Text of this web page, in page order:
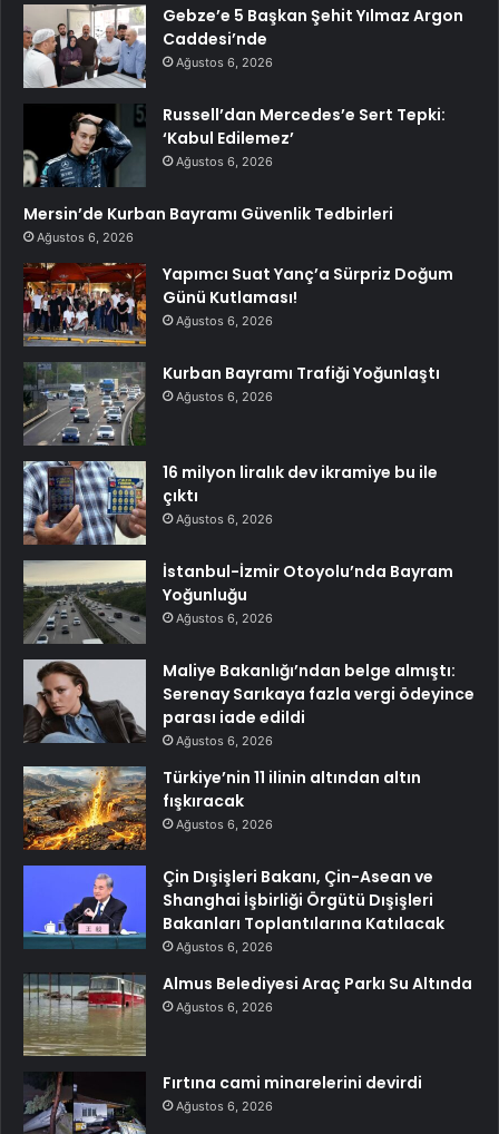
Gebze’e 5 Başkan Şehit Yılmaz Argon
Caddesi’nde
Ağustos 6, 2026
Russell’dan Mercedes’e Sert Tepki:
‘Kabul Edilemez’
Ağustos 6, 2026
Mersin’de Kurban Bayramı Güvenlik Tedbirleri
Ağustos 6, 2026
Yapımcı Suat Yanç’a Sürpriz Doğum
Günü Kutlaması!
Ağustos 6, 2026
Kurban Bayramı Trafiği Yoğunlaştı
Ağustos 6, 2026
16 milyon liralık dev ikramiye bu ile
çıktı
Ağustos 6, 2026
İstanbul-İzmir Otoyolu’nda Bayram
Yoğunluğu
Ağustos 6, 2026
Maliye Bakanlığı’ndan belge almıştı:
Serenay Sarıkaya fazla vergi ödeyince
parası iade edildi
Ağustos 6, 2026
Türkiye’nin 11 ilinin altından altın
fışkıracak
Ağustos 6, 2026
Çin Dışişleri Bakanı, Çin-Asean ve
Shanghai İşbirliği Örgütü Dışişleri
Bakanları Toplantılarına Katılacak
Ağustos 6, 2026
Almus Belediyesi Araç Parkı Su Altında
Ağustos 6, 2026
Fırtına cami minarelerini devirdi
Ağustos 6, 2026